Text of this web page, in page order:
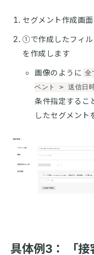
セグメント作成画
①で作成したフィル
を作成します
画像のように 全
ベント > 送信日
条件指定するこ
したセグメント
具体例3： 「